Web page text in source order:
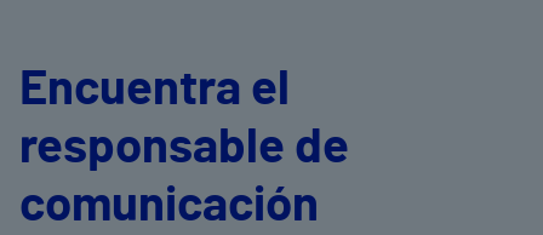
Encuentra el
responsable de
comunicación